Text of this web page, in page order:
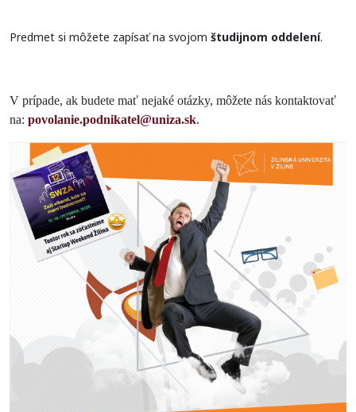
Predmet si môžete zapísať na svojom študijnom oddelení.
V prípade, ak budete mať nejaké otázky, môžete nás kontaktovať
na: povolanie.podnikatel@uniza.sk.